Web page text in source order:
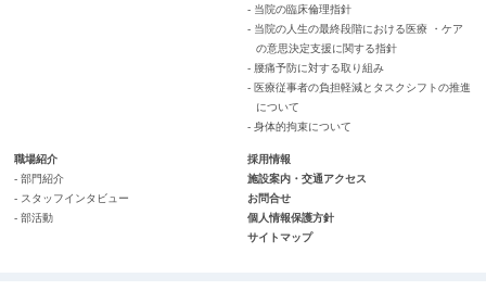
- 当院の臨床倫理指針
- 当院の人生の最終段階における医療 ・ケア
の意思決定支援に関する指針
- 腰痛予防に対する取り組み
- 医療従事者の負担軽減とタスクシフトの推進
について
- 身体的拘束について
職場紹介
- 部門紹介
- スタッフインタビュー
- 部活動
採用情報
施設案内・交通アクセス
お問合せ
個人情報保護方針
サイトマップ